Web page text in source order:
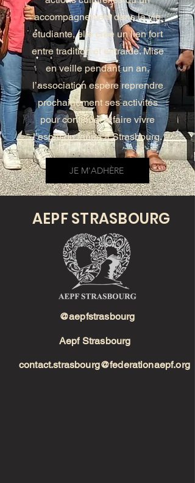
accompagnement dans la vie
étudiante, elle crée un lien fort
entre tradition et entraide. Mise
en veille pendant un an,
l’association espère reprendre
prochainement ses activités
pour continuer à faire vivre
l’esprit du fenua à Strasbourg.
JE M'ADHÈRE
AEPF STRASBOURG
@aepfstrasbourg
Aepf Strasbourg
contact.strasbourg@federationaepf.org